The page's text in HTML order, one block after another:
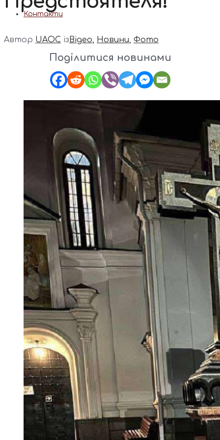
Контакти
Автор UAOC із Відео, Новини, Фото
Поділитися новинами